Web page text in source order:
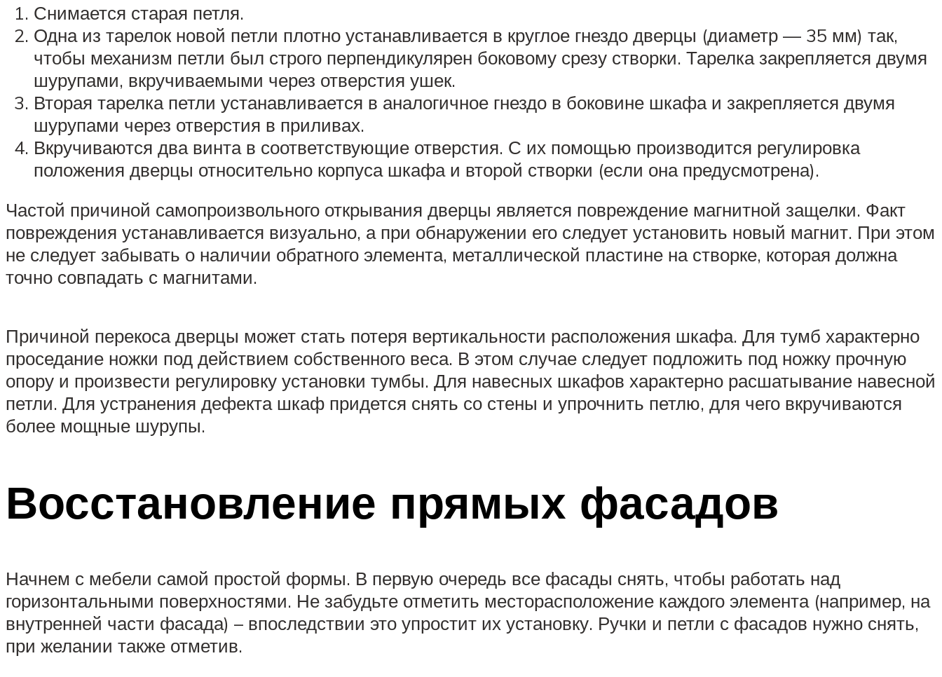
Снимается старая петля.
Одна из тарелок новой петли плотно устанавливается в круглое гнездо дверцы (диаметр — 35 мм) так,
чтобы механизм петли был строго перпендикулярен боковому срезу створки. Тарелка закрепляется двумя
шурупами, вкручиваемыми через отверстия ушек.
Вторая тарелка петли устанавливается в аналогичное гнездо в боковине шкафа и закрепляется двумя
шурупами через отверстия в приливах.
Вкручиваются два винта в соответствующие отверстия. С их помощью производится регулировка
положения дверцы относительно корпуса шкафа и второй створки (если она предусмотрена).
Частой причиной самопроизвольного открывания дверцы является повреждение магнитной защелки. Факт
повреждения устанавливается визуально, а при обнаружении его следует установить новый магнит. При этом
не следует забывать о наличии обратного элемента, металлической пластине на створке, которая должна
точно совпадать с магнитами.
Причиной перекоса дверцы может стать потеря вертикальности расположения шкафа. Для тумб характерно
проседание ножки под действием собственного веса. В этом случае следует подложить под ножку прочную
опору и произвести регулировку установки тумбы. Для навесных шкафов характерно расшатывание навесной
петли. Для устранения дефекта шкаф придется снять со стены и упрочнить петлю, для чего вкручиваются
более мощные шурупы.
Восстановление прямых фасадов
Начнем с мебели самой простой формы. В первую очередь все фасады снять, чтобы работать над
горизонтальными поверхностями. Не забудьте отметить месторасположение каждого элемента (например, на
внутренней части фасада) – впоследствии это упростит их установку. Ручки и петли с фасадов нужно снять,
при желании также отметив.